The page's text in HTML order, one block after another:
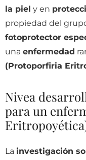
la piel y en
propiedad del
fotoprotector
una enfermedad
(Protoporfiria
Nivea
para un
La investigación